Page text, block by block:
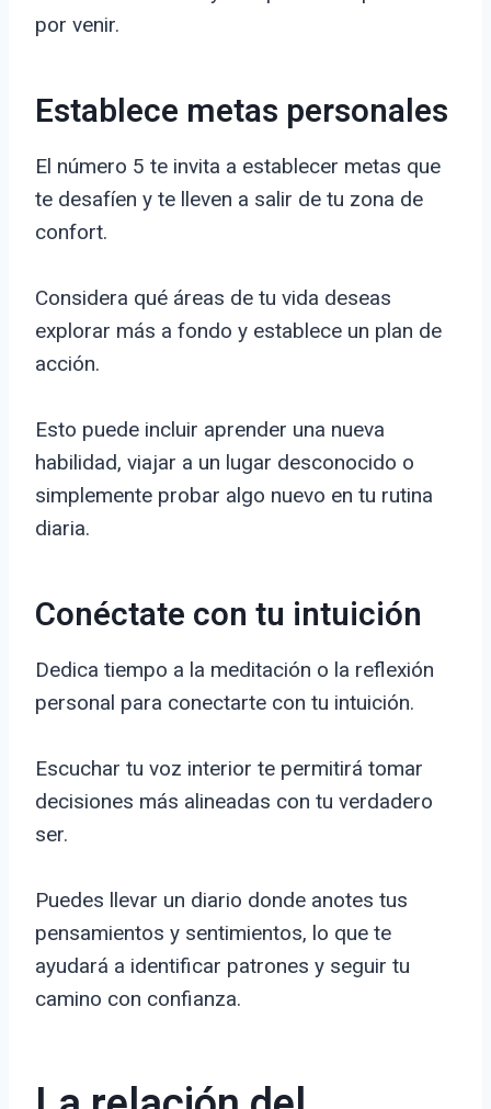
por venir.
Establece metas personales
El número 5 te invita a establecer metas que
te desafíen y te lleven a salir de tu zona de
confort.
Considera qué áreas de tu vida deseas
explorar más a fondo y establece un plan de
acción.
Esto puede incluir aprender una nueva
habilidad, viajar a un lugar desconocido o
simplemente probar algo nuevo en tu rutina
diaria.
Conéctate con tu intuición
Dedica tiempo a la meditación o la reflexión
personal para conectarte con tu intuición.
Escuchar tu voz interior te permitirá tomar
decisiones más alineadas con tu verdadero
ser.
Puedes llevar un diario donde anotes tus
pensamientos y sentimientos, lo que te
ayudará a identificar patrones y seguir tu
camino con confianza.